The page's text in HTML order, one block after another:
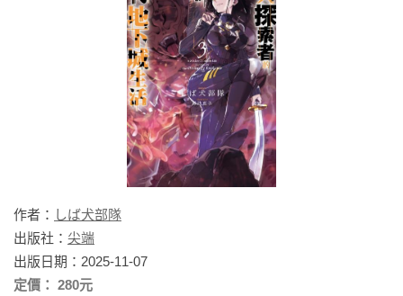
作者： しば犬部隊
出版社： 尖端
出版日期：2025-11-07
定價： 280元